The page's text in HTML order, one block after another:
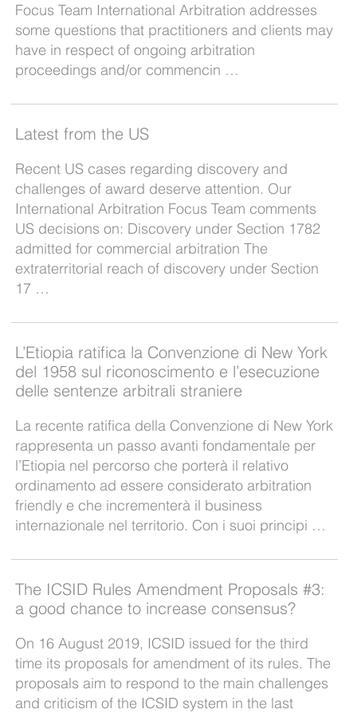
Focus Team International Arbitration addresses
some questions that practitioners and clients may
have in respect of ongoing arbitration
proceedings and/or commencin …
Latest from the US
Recent US cases regarding discovery and
challenges of award deserve attention. Our
International Arbitration Focus Team comments
US decisions on: Discovery under Section 1782
admitted for commercial arbitration The
extraterritorial reach of discovery under Section
17 …
L’Etiopia ratifica la Convenzione di New York
del 1958 sul riconoscimento e l’esecuzione
delle sentenze arbitrali straniere
La recente ratifica della Convenzione di New York
rappresenta un passo avanti fondamentale per
l’Etiopia nel percorso che porterà il relativo
ordinamento ad essere considerato arbitration
friendly e che incrementerà il business
internazionale nel territorio. Con i suoi principi …
The ICSID Rules Amendment Proposals #3:
a good chance to increase consensus?
On 16 August 2019, ICSID issued for the third
time its proposals for amendment of its rules. The
proposals aim to respond to the main challenges
and criticism of the ICSID system in the last